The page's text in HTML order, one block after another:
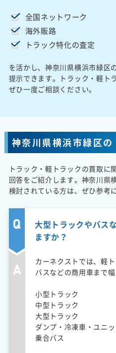
全国ネットワーク
海外販路
トラック特化の査定
を活かし、神奈川県横浜市緑区
提示できます。トラック・軽ト
ぜひ一度ご相談ください。
神奈川県横浜市緑区
トラック・軽トラックの買取に
回答をご紹介します。神奈川県
検討されている方は、ぜひ参考
大型トラックやバス
ますか？
カーネクストでは、軽
バスなどの商用車まで
小型トラック
中型トラック
大型トラック
ダンプ・冷凍車・ユニ
乗合バス